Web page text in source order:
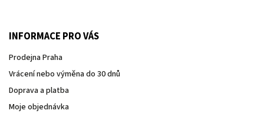
INFORMACE PRO VÁS
Prodejna Praha
Vrácení nebo výměna do 30 dnů
Doprava a platba
Moje objednávka